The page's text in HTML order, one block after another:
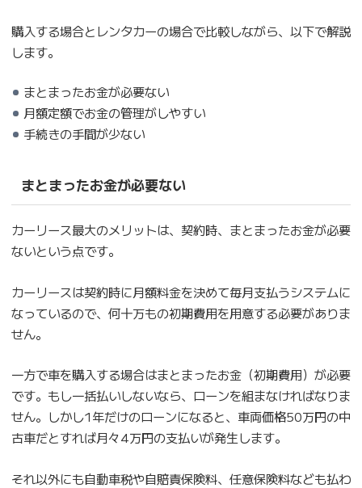
購入する場合とレンタカーの場合で比較しながら、以下で解説
します。
まとまったお金が必要ない
月額定額でお金の管理がしやすい
手続きの手間が少ない
まとまったお金が必要ない
カーリース最大のメリットは、契約時、まとまったお金が必要
ないという点です。
カーリースは契約時に月額料金を決めて毎月支払うシステムに
なっているので、何十万もの初期費用を用意する必要がありま
せん。
一方で車を購入する場合はまとまったお金（初期費用）が必要
です。もし一括払いしないなら、ローンを組まなければなりま
せん。しかし1年だけのローンになると、車両価格50万円の中
古車だとすれば月々4万円の支払いが発生します。
それ以外にも自動車税や自賠責保険料、任意保険料なども払わ